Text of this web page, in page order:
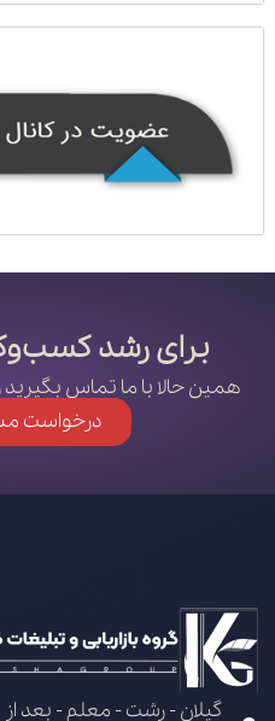
برای رشد
همین حالا با ما تماس بگیرید
درخواست